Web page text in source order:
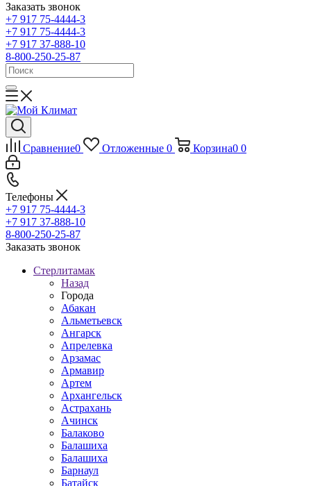
Заказать звонок
+7 917 75-4444-3
+7 917 75-4444-3
+7 917 37-888-10
8-800-250-25-87
Сравнение0 Отложенные 0 Корзина0 0
Телефоны
+7 917 75-4444-3
+7 917 37-888-10
8-800-250-25-87
Заказать звонок
Стерлитамак
Назад
Города
Абакан
Альметьевск
Ангарск
Апрелевка
Арзамас
Армавир
Артем
Архангельск
Астрахань
Ачинск
Балаково
Балашиха
Балашиха
Барнаул
Батайск